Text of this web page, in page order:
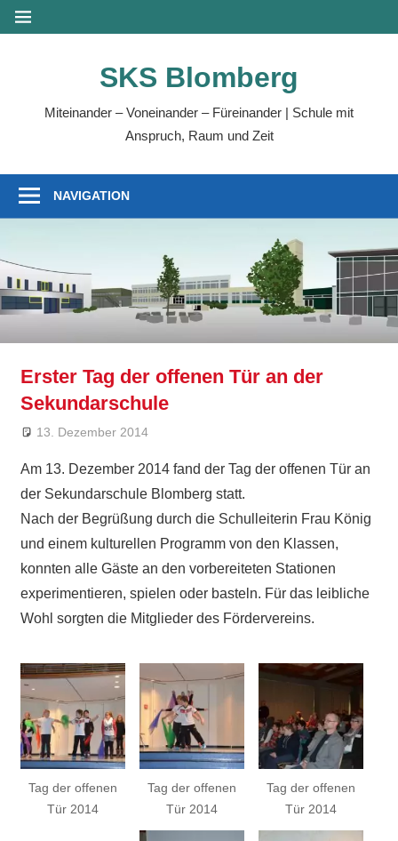
Zum
Inhalt
MENÜ
SKS Blomberg
Miteinander – Voneinander – Füreinander | Schule mit
Anspruch, Raum und Zeit
NAVIGATION
Erster Tag der offenen Tür an der
Sekundarschule
13. Dezember 2014
Am 13. Dezember 2014 fand der Tag der offenen Tür an
der Sekundarschule Blomberg statt.
Nach der Begrüßung durch die Schulleiterin Frau König
und einem kulturellen Programm von den Klassen,
konnten alle Gäste an den vorbereiteten Stationen
experimentieren, spielen oder basteln. Für das leibliche
Wohl sorgten die Mitglieder des Fördervereins.
Tag der offenen
Tür 2014
Tag der offenen
Tür 2014
Tag der offenen
Tür 2014